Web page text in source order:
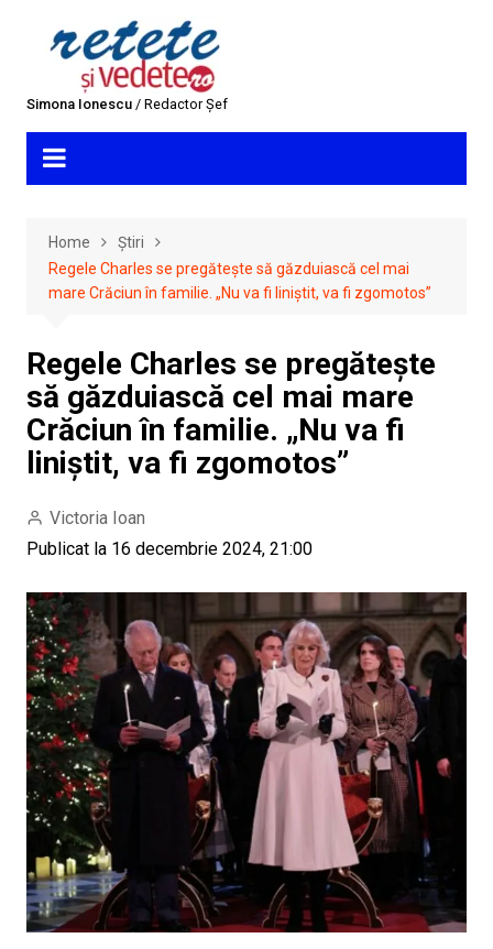
Simona Ionescu/ Redactor Șef
Home
Știri
Regele Charles se pregătește să găzduiască cel mai
mare Crăciun în familie. „Nu va fi liniștit, va fi zgomotos”
Regele Charles se pregătește
să găzduiască cel mai mare
Crăciun în familie. „Nu va fi
liniștit, va fi zgomotos”
Victoria Ioan
Publicat la 16 decembrie 2024, 21:00